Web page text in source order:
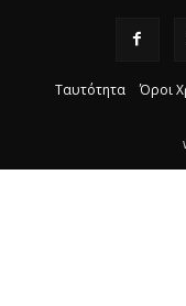
Ταυτότητα Όροι